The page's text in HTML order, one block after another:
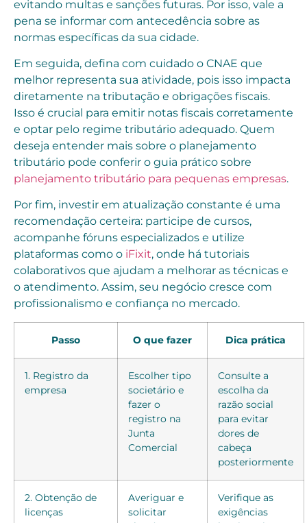
evitando multas e sanções futuras. Por isso, vale a
pena se informar com antecedência sobre as
normas específicas da sua cidade.
Em seguida, defina com cuidado o CNAE que
melhor representa sua atividade, pois isso impacta
diretamente na tributação e obrigações fiscais.
Isso é crucial para emitir notas fiscais corretamente
e optar pelo regime tributário adequado. Quem
deseja entender mais sobre o planejamento
tributário pode conferir o guia prático sobre
planejamento tributário para pequenas empresas.
Por fim, investir em atualização constante é uma
recomendação certeira: participe de cursos,
acompanhe fóruns especializados e utilize
plataformas como o iFixit, onde há tutoriais
colaborativos que ajudam a melhorar as técnicas e
o atendimento. Assim, seu negócio cresce com
profissionalismo e confiança no mercado.
Passo O que fazer Dica prática
1. Registro da
empresa
Escolher tipo
societário e
fazer o
registro na
Junta
Comercial
Consulte a
escolha da
razão social
para evitar
dores de
cabeça
posteriormente
2. Obtenção de
licenças
Averiguar e
solicitar
Verifique as
exigências